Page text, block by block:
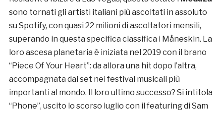
sono tornati gli artisti italiani più ascoltati in assoluto
su Spotify, con quasi 22 milioni di ascoltatori mensili,
superando in questa specifica classifica i Måneskin. La
loro ascesa planetaria è iniziata nel 2019 con il brano
“Piece Of Your Heart”: da allora una hit dopo l’altra,
accompagnata dai set nei festival musicali più
importanti al mondo. Il loro ultimo successo? Si intitola
“Phone”, uscito lo scorso luglio con il featuring di Sam